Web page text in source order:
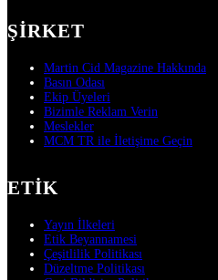
ŞIRKET
Martin Cid Magazine Hakkında
Basın Odası
Ekip Üyeleri
Bizimle Reklam Verin
Meslekler
MCM TR ile İletişime Geçin
ETIK
Yayın İlkeleri
Etik Beyannamesi
Çeşitlilik Politikası
Düzeltme Politikası